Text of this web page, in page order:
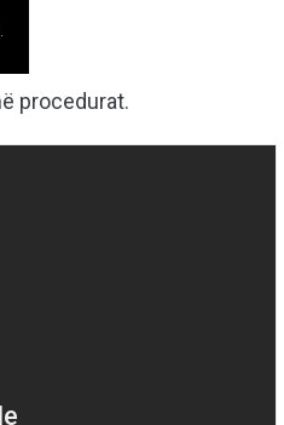
procedurat.